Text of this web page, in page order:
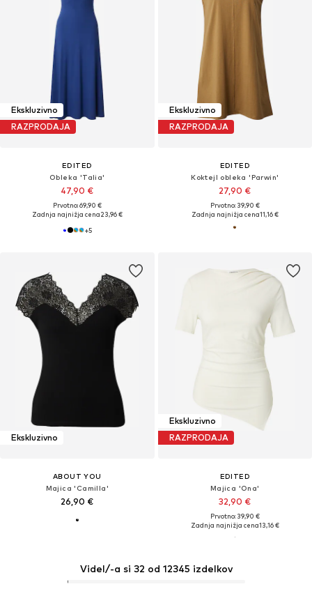
Ekskluzivno
RAZPRODAJA
EDITED
Obleka 'Talia'
47,90 €
Prvotno: 69,90 €
Zadnja najnižja cena23,96 €
+5
Ekskluzivno
RAZPRODAJA
EDITED
Koktejl obleka 'Parwin'
27,90 €
Prvotno: 39,90 €
Zadnja najnižja cena11,16 €
Ekskluzivno
ABOUT YOU
Majica 'Camilla'
26,90 €
Ekskluzivno
RAZPRODAJA
EDITED
Majica 'Ona'
32,90 €
Prvotno: 39,90 €
Zadnja najnižja cena13,16 €
Videl/-a si 32 od 12345 izdelkov